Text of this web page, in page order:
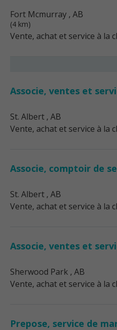
Fort Mcmurray , AB
(4 km)
Vente, achat et service à la
Associe, ventes et
St. Albert , AB
Vente, achat et service à la
Associe, comptoir de
St. Albert , AB
Vente, achat et service à la
Associe, ventes et
Sherwood Park , AB
Vente, achat et service à la
Prepose, service de